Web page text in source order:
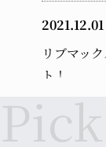
2021.12.01
リブマッ
ト！
た“冬の